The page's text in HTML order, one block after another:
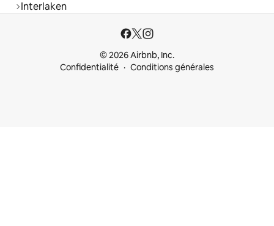
Interlaken
© 2026 Airbnb, Inc.
Confidentialité
Conditions générales